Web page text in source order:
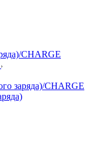
CHARGE
заряда)/CHARGE